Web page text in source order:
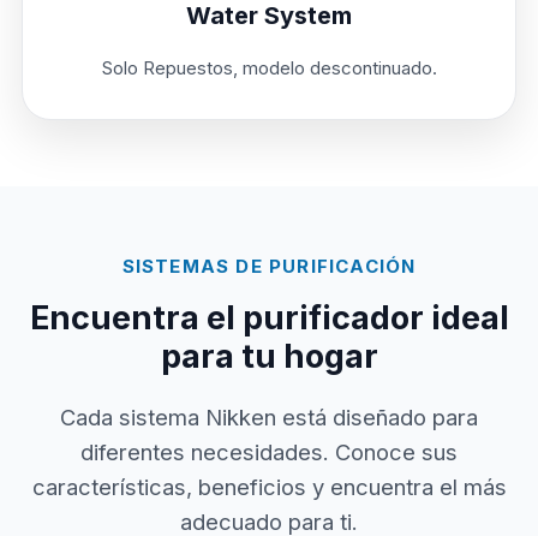
Water System
Solo Repuestos, modelo descontinuado.
SISTEMAS DE PURIFICACIÓN
Encuentra el purificador ideal
para tu hogar
Cada sistema Nikken está diseñado para
diferentes necesidades. Conoce sus
características, beneficios y encuentra el más
adecuado para ti.